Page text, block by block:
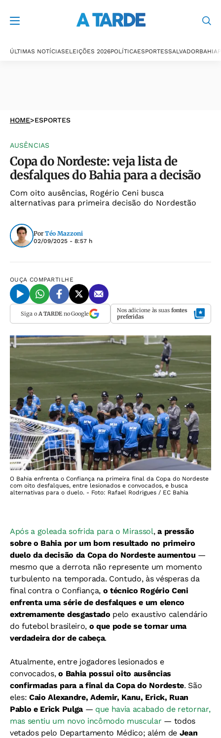
ÚLTIMAS NOTÍCIASELEIÇÕES 2026POLÍTICAESPORTESSALVADORBAHIA
HOME>ESPORTES
AUSÊNCIAS
Copa do Nordeste: veja lista de
desfalques do Bahia para a decisão
Com oito ausências, Rogério Ceni busca
alternativas para primeira decisão do Nordestão
Por Téo Mazzoni
02/09/2025 - 8:57 h
OUÇA COMPARTILHE
Siga o A TARDEno Google Nos adicione às suas fontes
preferidas
O Bahia enfrenta o Confiança na primeira final da Copa do Nordeste
com oito desfalques, entre lesionados e convocados, e busca
alternativas para o duelo. - Foto: Rafael Rodrigues / EC Bahia
Após a goleada sofrida para o Mirassol,a pressão
sobre o Bahia por um bom resultado no primeiro
duelo da decisão da Copa do Nordeste aumentou —
mesmo que a derrota não represente um momento
turbulento na temporada. Contudo, às vésperas da
final contra o Confiança, o técnico Rogério Ceni
enfrenta uma série de desfalques e um elenco
extremamente desgastado pelo exaustivo calendário
do futebol brasileiro, o que pode se tornar uma
verdadeira dor de cabeça.
Atualmente, entre jogadores lesionados e
convocados,o Bahia possui oito ausências
confirmadas para a final da Copa do Nordeste. São
eles:Caio Alexandre, Ademir, Kanu, Erick, Ruan
Pablo e Erick Pulga— que havia acabado de retornar,
mas sentiu um novo incômodo muscular — todos
vetados pelo Departamento Médico; além deJean